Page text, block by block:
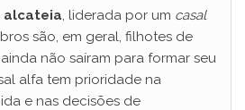
alcateia, liderada por um casal
são, em geral, filhotes de
não saíram para formar seu
alfa tem prioridade na
e nas decisões de